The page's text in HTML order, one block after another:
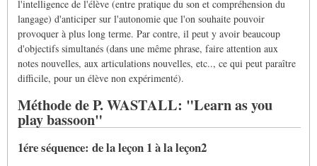
l'intelligence de l'élève (entre pratique du son et compréhension du
langage) d'anticiper sur l'autonomie que l'on souhaite pouvoir
provoquer à plus long terme. Par contre, il peut y avoir beaucoup
d'objectifs simultanés (dans une même phrase, faire attention aux
notes nouvelles, aux articulations nouvelles, etc.., ce qui peut paraître
difficile, pour un élève non expérimenté).
Méthode de P. WASTALL: "Learn as you
play bassoon"
1ére séquence: de la leçon 1 à la leçon2